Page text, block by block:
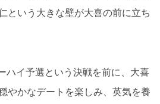
という大きな壁が大喜の前に立ち
ハイ予選という決戦を前に、大喜
やかなデートを楽しみ、英気を養